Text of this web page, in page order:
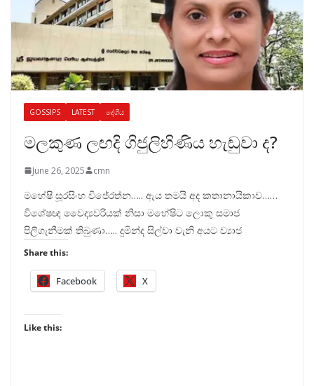
GOSSIPS LATEST දේශීය
මලකුණ ලඟදි ගිජුලිහිණිය හැඬුවා ද?
June 26, 2025 cmn
මහේෂි සූරසිංහ විජේරත්න….. ඇය තමයි අද කතානායිකාව……
විශේෂඥ වෛද්‍යවරියක් නිසා මහේෂිට ලොකු සමාජ
පිලිගැනීමක් තිබුණා….. දුමින්ද සිල්වා වැනි අයට ව්‍යාජ
Share this:
Facebook X
Like this: